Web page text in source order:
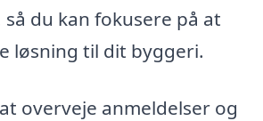
du kan fokusere på at
løsning til dit byggeri.
overveje anmeldelser og